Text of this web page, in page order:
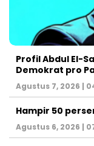
Profil Abdul El-
Demokrat pro
Agustus 7, 2026 |
Hampir 50
Agustus 6, 2026 |